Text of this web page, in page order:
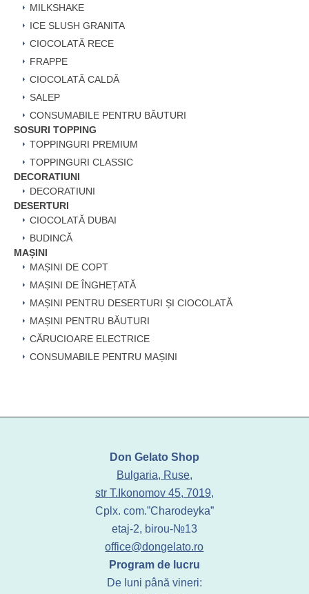
MILKSHAKE
ICE SLUSH GRANITA
CIOCOLATĂ RECE
FRAPPE
CIOCOLATĂ CALDĂ
SALEP
CONSUMABILE PENTRU BĂUTURI
SOSURI TOPPING
TOPPINGURI PREMIUM
TOPPINGURI CLASSIC
DECORATIUNI
DECORATIUNI
DESERTURI
CIOCOLATĂ DUBAI
BUDINCĂ
MAȘINI
MAȘINI DE COPT
MAȘINI DE ÎNGHEȚATĂ
MAȘINI PENTRU DESERTURI ȘI CIOCOLATĂ
MAȘINI PENTRU BĂUTURI
CĂRUCIOARE ELECTRICE
CONSUMABILE PENTRU MAȘINI
Don Gelato Shop
Bulgaria, Ruse,
str T.Ikonomov 45, 7019,
Cplx. com.”Charodeyka”
etaj-2, birou-№13
office@dongelato.ro
Program de lucru
De luni până vineri: